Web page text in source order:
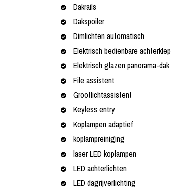
Dakrails
Dakspoiler
Dimlichten automatisch
Elektrisch bedienbare achterklep
Elektrisch glazen panorama-dak
File assistent
Grootlichtassistent
Keyless entry
Koplampen adaptief
koplampreiniging
laser LED koplampen
LED achterlichten
LED dagrijverlichting